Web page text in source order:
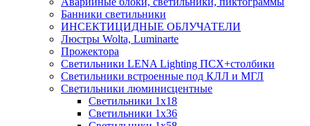
Банники светильники
ИНСЕКТИЦИДНЫЕ ОБЛУЧАТЕЛИ
Люстры Wolta, Luminarte
Прожектора
Светильники LENA Lighting ПСХ+столбики
Светильники встроенные под КЛЛ и МГЛ
Светильники люминисцентные
Светильники 1х18
Светильники 1х36